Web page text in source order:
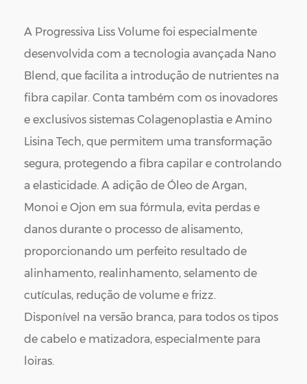
A Progressiva Liss Volume foi especialmente
desenvolvida com a tecnologia avançada Nano
Blend, que facilita a introdução de nutrientes na
fibra capilar. Conta também com os inovadores
e exclusivos sistemas Colagenoplastia e Amino
Lisina Tech, que permitem uma transformação
segura, protegendo a fibra capilar e controlando
a elasticidade. A adição de Óleo de Argan,
Monoi e Ojon em sua fórmula, evita perdas e
danos durante o processo de alisamento,
proporcionando um perfeito resultado de
alinhamento, realinhamento, selamento de
cutículas, redução de volume e frizz.
Disponível na versão branca, para todos os tipos
de cabelo e matizadora, especialmente para
loiras.